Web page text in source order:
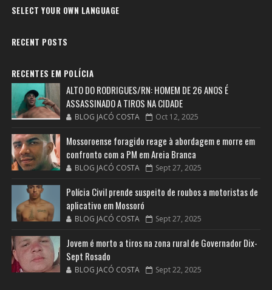
SELECT YOUR OWN LANGUAGE
RECENT POSTS
RECENTES EM POLÍCIA
ALTO DO RODRIGUES/RN: HOMEM DE 26 ANOS É
ASSASSINADO A TIROS NA CIDADE
BLOG JACÓ COSTA Oct 12, 2025
Mossoroense foragido reage à abordagem e morre em
confronto com a PM em Areia Branca
BLOG JACÓ COSTA Sept 27, 2025
Polícia Civil prende suspeito de roubos a motoristas de
aplicativo em Mossoró
BLOG JACÓ COSTA Sept 27, 2025
Jovem é morto a tiros na zona rural de Governador Dix-
Sept Rosado
BLOG JACÓ COSTA Sept 22, 2025